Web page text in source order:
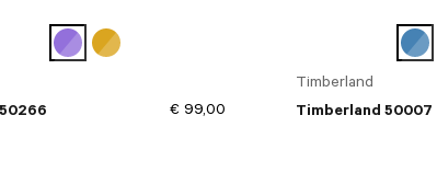
€ 99,00
Timberland
Timberland 50007